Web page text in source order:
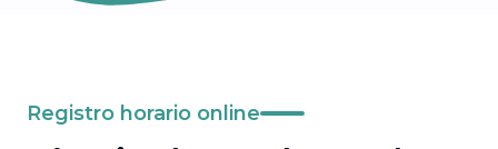
Registro horario online